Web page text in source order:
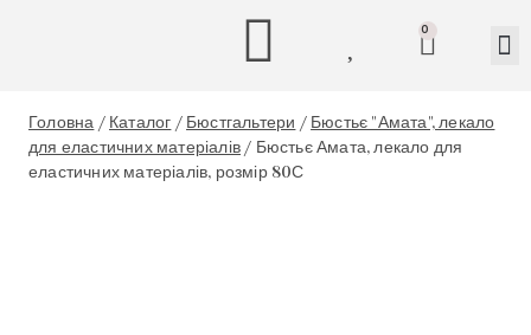
0
Головна / Каталог / Бюстгальтери / Бюстьє "Амата", лекало
для еластичних матеріалів / Бюстьє Амата, лекало для
еластичних матеріалів, розмір 80С